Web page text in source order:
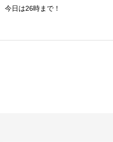
今日は26時まで！